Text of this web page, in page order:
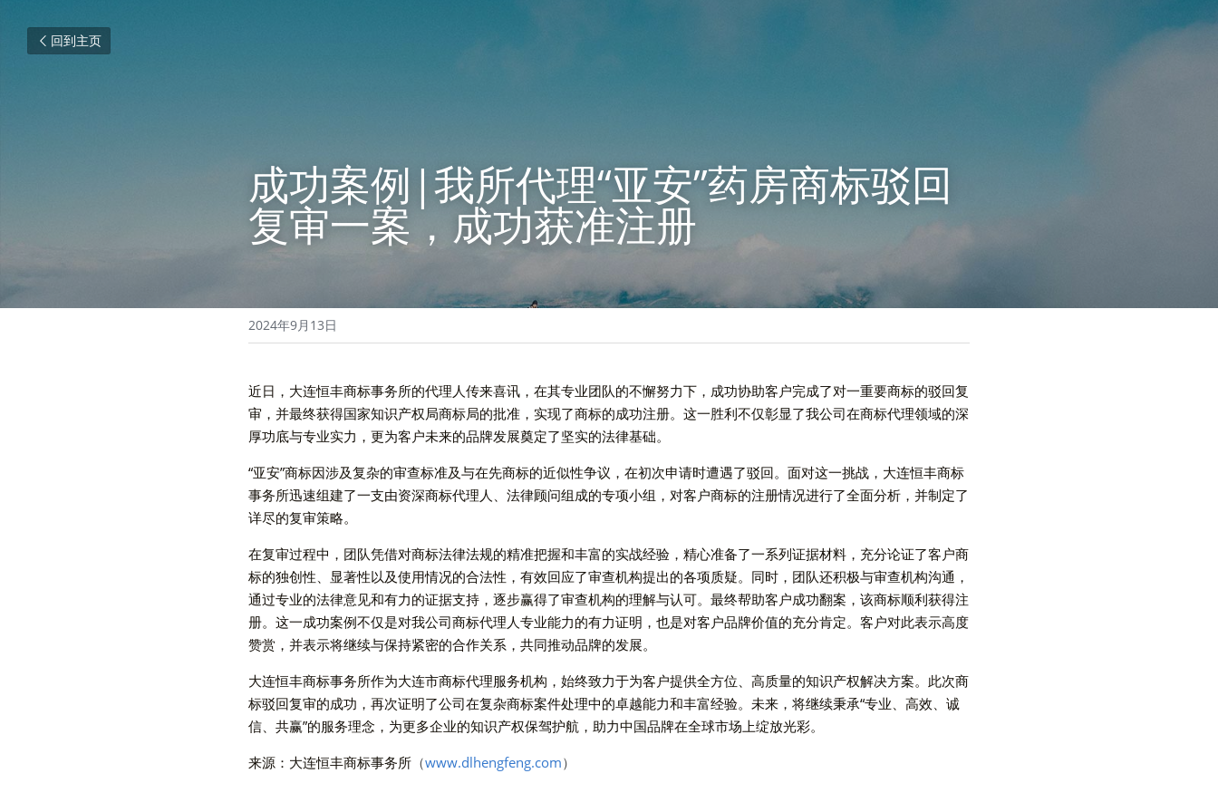
回到主页
成功案例|我所代理“亚安”药房商标驳回
复审一案，成功获准注册
2024年9月13日
近日，大连恒丰商标事务所的代理人传来喜讯，在其专业团队的不懈努力下，成功协助客户完成了对一重要商标的驳回复
审，并最终获得国家知识产权局商标局的批准，实现了商标的成功注册。这一胜利不仅彰显了我公司在商标代理领域的深
厚功底与专业实力，更为客户未来的品牌发展奠定了坚实的法律基础。
“亚安”商标因涉及复杂的审查标准及与在先商标的近似性争议，在初次申请时遭遇了驳回。面对这一挑战，大连恒丰商标
事务所迅速组建了一支由资深商标代理人、法律顾问组成的专项小组，对客户商标的注册情况进行了全面分析，并制定了
详尽的复审策略。
在复审过程中，团队凭借对商标法律法规的精准把握和丰富的实战经验，精心准备了一系列证据材料，充分论证了客户商
标的独创性、显著性以及使用情况的合法性，有效回应了审查机构提出的各项质疑。同时，团队还积极与审查机构沟通，
通过专业的法律意见和有力的证据支持，逐步赢得了审查机构的理解与认可。最终帮助客户成功翻案，该商标顺利获得注
册。这一成功案例不仅是对我公司商标代理人专业能力的有力证明，也是对客户品牌价值的充分肯定。客户对此表示高度
赞赏，并表示将继续与保持紧密的合作关系，共同推动品牌的发展。
大连恒丰商标事务所作为大连市商标代理服务机构，始终致力于为客户提供全方位、高质量的知识产权解决方案。此次商
标驳回复审的成功，再次证明了公司在复杂商标案件处理中的卓越能力和丰富经验。未来，将继续秉承“专业、高效、诚
信、共赢”的服务理念，为更多企业的知识产权保驾护航，助力中国品牌在全球市场上绽放光彩。
来源：大连恒丰商标事务所 （www.dlhengfeng.com）